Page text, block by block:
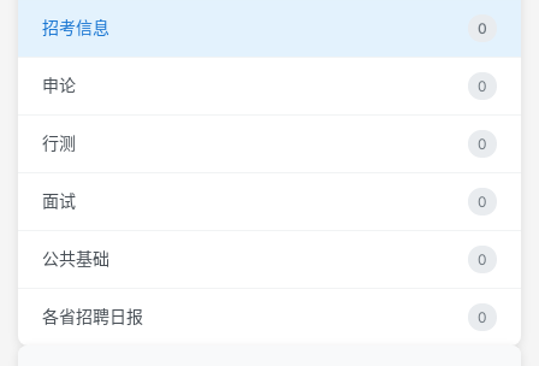
招考信息 0
申论 0
行测 0
面试 0
公共基础 0
各省招聘日报 0